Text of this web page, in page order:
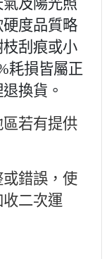
氣及陽光照
度品質略
刮痕或小
耗損皆屬正
換貨。
若有提供
錯誤，使
二次運